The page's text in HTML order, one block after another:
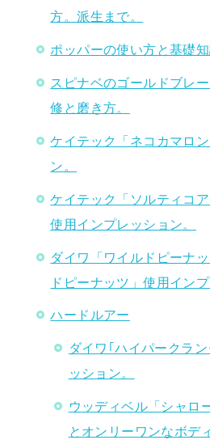
方。派生まで。
ポッパーの使い方と基礎知
スピナベのゴールドブレ
修と磨き方。
ケイテック「ネコカマロ
ン。
ケイテック「ソルティコ
使用インプレッション。
ダイワ「ワイルドピーナ
ドピーナッツ」使用インプ
ハードルアー
ダイワ｢ハイパークラ
ッション。
ウッディベル「シャロ
とオンリーワンなボデ